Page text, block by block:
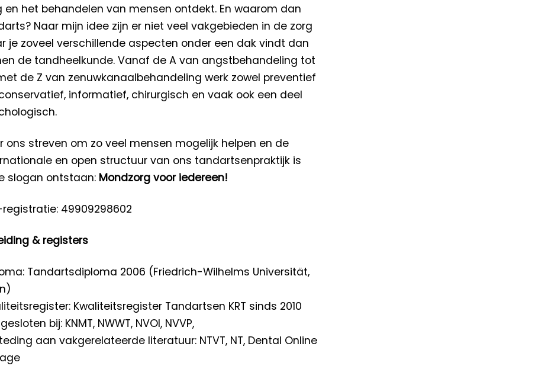
en het behandelen van mensen ontdekt. En waarom dan
Naar mijn idee zijn er niet veel vakgebieden in de zorg
je zoveel verschillende aspecten onder een dak vindt dan
de tandheelkunde. Vanaf de A van angstbehandeling tot
de Z van zenuwkanaalbehandeling werk zowel preventief
informatief, chirurgisch en vaak ook een deel
ons streven om zo veel mensen mogelijk helpen en de
en open structuur van ons tandartsenpraktijk is
slogan ontstaan: Mondzorg voor iedereen!
registratie: 49909298602
& registers
Tandartsdiploma 2006 (Friedrich-Wilhelms Universität,
Kwaliteitsregister Tandartsen KRT sinds 2010
bij: KNMT, NWWT, NVOI, NVVP,
aan vakgerelateerde literatuur: NTVT, NT, Dental Online